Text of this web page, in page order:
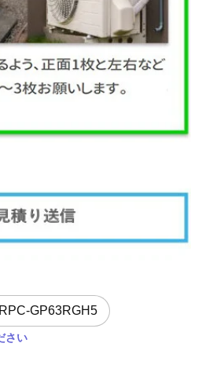
GP63RGH5
さい